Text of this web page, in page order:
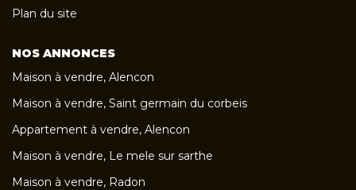
Plan du site
NOS ANNONCES
Maison à vendre, Alencon
Maison à vendre, Saint germain du corbeis
Appartement à vendre, Alencon
Maison à vendre, Le mele sur sarthe
Maison à vendre, Radon